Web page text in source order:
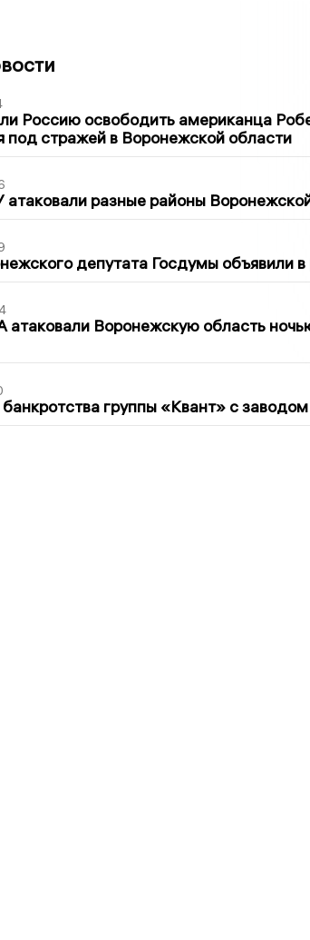
Россию освободить американца
под стражей в Воронежской области
атаковали разные районы
депутата Госдумы объявили в
Воронежскую область
группы «Квант» с